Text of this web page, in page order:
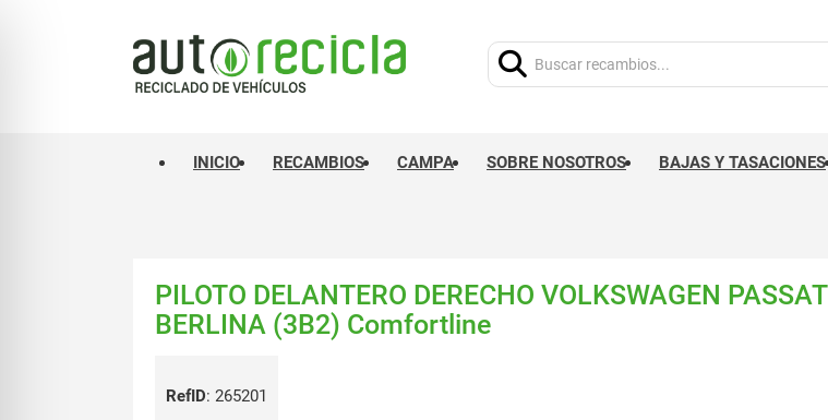
INICIO RECAMBIOS CAMPA SOBRE NOSOTROS BAJAS Y TASACIONES
PILOTO DELANTERO DERECHO VOLKSWAGEN PASSAT
BERLINA (3B2) Comfortline
RefID: 265201